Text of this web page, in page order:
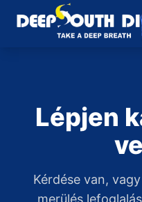
Lépjen
Kérdése van,
merülés